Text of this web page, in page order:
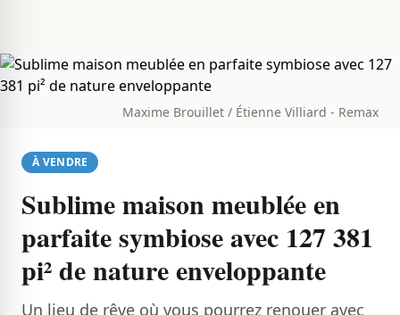
Maxime Brouillet / Étienne Villiard - Remax
À VENDRE
Sublime maison meublée en
parfaite symbiose avec 127 381
pi² de nature enveloppante
Un lieu de rêve où vous pourrez renouer avec